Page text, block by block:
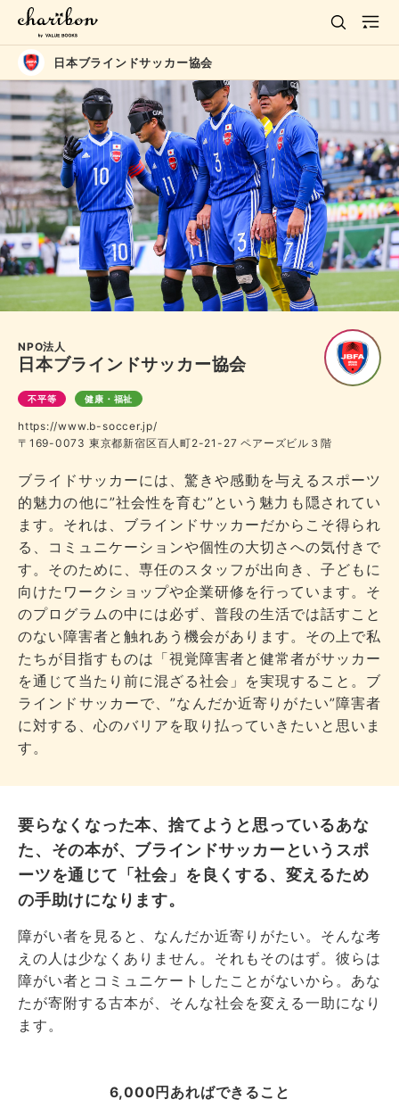
日本ブラインドサッカー協会
NPO法人
日本ブラインドサッカー協会
不平等 健康・福祉
https://www.b-soccer.jp/
〒169-0073 東京都新宿区百人町2-21-27 ペアーズビル３階
ブライドサッカーには、驚きや感動を与えるスポーツ
的魅力の他に”社会性を育む”という魅力も隠されてい
ます。それは、ブラインドサッカーだからこそ得られ
る、コミュニケーションや個性の大切さへの気付きで
す。そのために、専任のスタッフが出向き、子どもに
向けたワークショップや企業研修を行っています。そ
のプログラムの中には必ず、普段の生活では話すこと
のない障害者と触れあう機会があります。その上で私
たちが目指すものは「視覚障害者と健常者がサッカー
を通じて当たり前に混ざる社会」を実現すること。ブ
ラインドサッカーで、”なんだか近寄りがたい”障害者
に対する、心のバリアを取り払っていきたいと思いま
す。
要らなくなった本、捨てようと思っているあな
た、その本が、ブラインドサッカーというスポ
ーツを通じて「社会」を良くする、変えるため
の手助けになります。
障がい者を見ると、なんだか近寄りがたい。そんな考
えの人は少なくありません。それもそのはず。彼らは
障がい者とコミュニケートしたことがないから。あな
たが寄附する古本が、そんな社会を変える一助になり
ます。
6,000円あればできること